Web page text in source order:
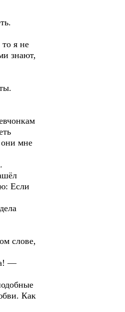
я не
знают,
они мне
Если
слове,
—
Как